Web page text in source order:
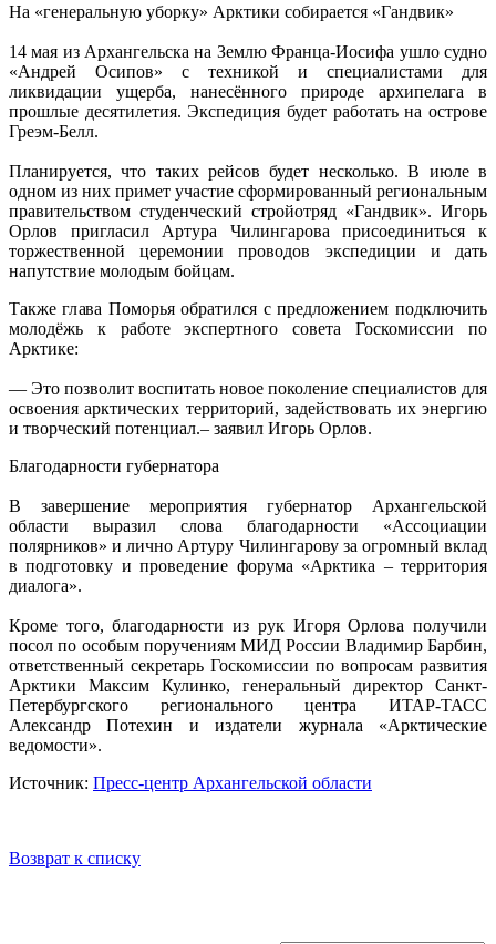
На «генеральную уборку» Арктики собирается «Гандвик»
14 мая из Архангельска на Землю Франца-Иосифа ушло судно
«Андрей Осипов» с техникой и специалистами для
ликвидации ущерба, нанесённого природе архипелага в
прошлые десятилетия. Экспедиция будет работать на острове
Греэм-Белл.
Планируется, что таких рейсов будет несколько. В июле в
одном из них примет участие сформированный региональным
правительством студенческий стройотряд «Гандвик». Игорь
Орлов пригласил Артура Чилингарова присоединиться к
торжественной церемонии проводов экспедиции и дать
напутствие молодым бойцам.
Также глава Поморья обратился с предложением подключить
молодёжь к работе экспертного совета Госкомиссии по
Арктике:
— Это позволит воспитать новое поколение специалистов для
освоения арктических территорий, задействовать их энергию
и творческий потенциал.– заявил Игорь Орлов.
Благодарности губернатора
В завершение мероприятия губернатор Архангельской
области выразил слова благодарности «Ассоциации
полярников» и лично Артуру Чилингарову за огромный вклад
в подготовку и проведение форума «Арктика – территория
диалога».
Кроме того, благодарности из рук Игоря Орлова получили
посол по особым поручениям МИД России Владимир Барбин,
ответственный секретарь Госкомиссии по вопросам развития
Арктики Максим Кулинко, генеральный директор Санкт-
Петербургского регионального центра ИТАР-ТАСС
Александр Потехин и издатели журнала «Арктические
ведомости».
Источник: Пресс-центр Архангельской области
Возврат к списку